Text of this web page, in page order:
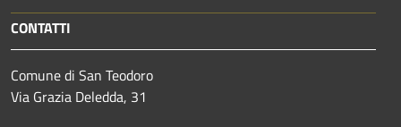
CONTATTI
Comune di San Teodoro
Via Grazia Deledda, 31